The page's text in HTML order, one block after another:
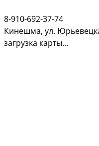
8-910-692-37-74
Кинешма, ул.
загрузка карты...